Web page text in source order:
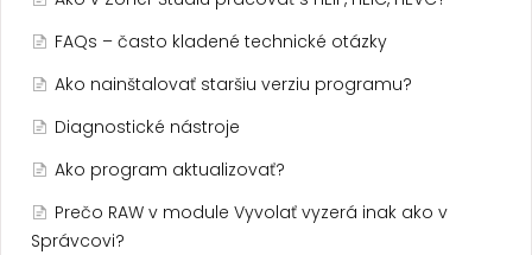
FAQs – často kladené technické otázky
Ako nainštalovať staršiu verziu programu?
Diagnostické nástroje
Ako program aktualizovať?
Prečo RAW v module Vyvolať vyzerá inak ako v
Správcovi?